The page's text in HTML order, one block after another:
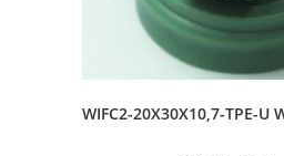
WIFC2-20X30X10,7-TPE-U